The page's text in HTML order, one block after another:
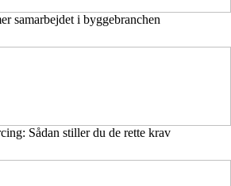
samarbejdet i byggebranchen
Sådan stiller du de rette krav